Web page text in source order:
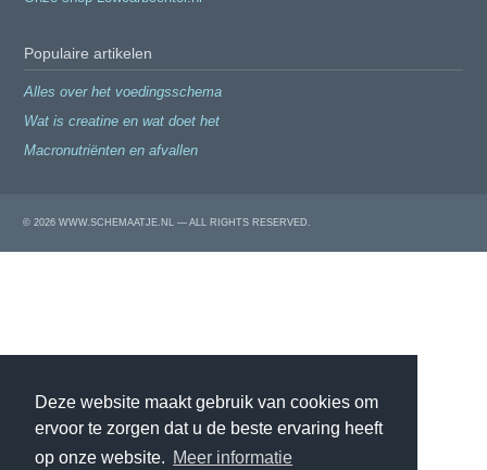
Deze website maakt gebruik van cookies om
ervoor te zorgen dat u de beste ervaring heeft
op onze website. Meer informatie
Populaire artikelen
Alles over het voedingsschema
Wat is creatine en wat doet het
Macronutriënten en afvallen
© 2026 WWW.SCHEMAATJE.NL — ALL RIGHTS RESERVED.